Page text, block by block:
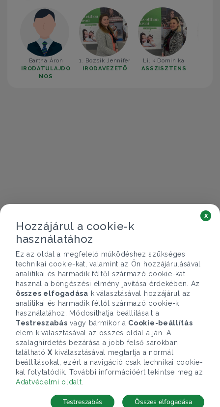
Bartha Áron
IRODATULAJDO
NOS
1. Bozsik Jennifer
IRODAVEZETŐ
Lilik Dominika
ASSZISZTENS
Hozzájárul a cookie-k
használatához
Ez az oldal a megfelelő működéshez szükséges
technikai cookie-kat, valamint az Ön hozzájárulásával
analitikai és harmadik féltől származó cookie-kat
használ a böngészési élmény javítása érdekében. Az
összes elfogadása kiválasztásával hozzájárul az
analitikai és harmadik féltől származó cookie-k
használatához. Módosíthatja beállításait a
Testreszabás vagy bármikor a Cookie-beállítás
elem kiválasztásával az összes oldal alján. A
szalaghirdetés bezárása a jobb felső sarokban
található X kiválasztásával megtartja a normál
beállításokat, ezért a navigáció csak technikai cookie-
kal folytatódik. További információért tekintse meg az
Adatvédelmi oldalt
x
Összes elfogadása
Testreszabás